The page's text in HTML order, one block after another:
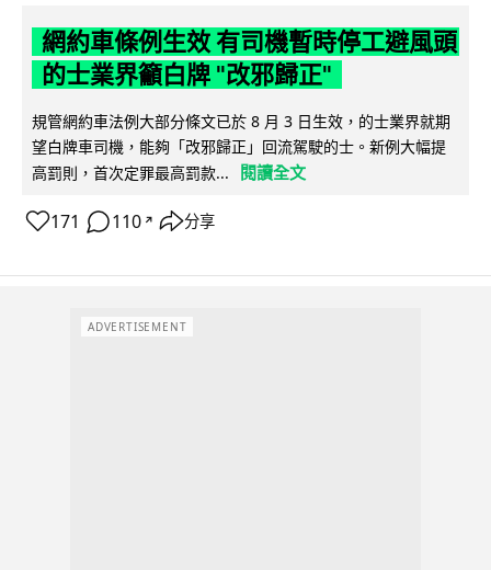
網約車條例生效 有司機暫時停工避風頭
的士業界籲白牌 "改邪歸正"
規管網約車法例大部分條文已於 8 月 3 日生效，的士業界就期
望白牌車司機，能夠「改邪歸正」回流駕駛的士。新例大幅提
高罰則，首次定罪最高罰款...
閱讀全文
171 110 ↗ 分享
ADVERTISEMENT